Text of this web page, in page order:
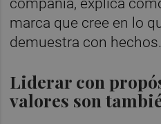
marca que cree en lo
demuestra con hechos.
Liderar con
valores son